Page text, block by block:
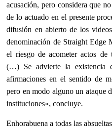
acusación, pero considera que
de lo actuado en el presente
difusión en abierto de los
denominación de Straight Edge
el riesgo de acometer actos de
(…) Se advierte la existencia
afirmaciones en el sentido de
pero en modo alguno un ataque
instituciones», concluye.
Enhorabuena a todas las